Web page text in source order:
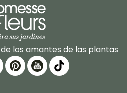
los amantes de las plantas